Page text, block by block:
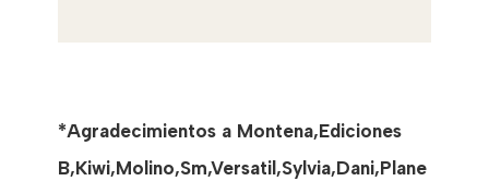
*Agradecimientos a Montena,Ediciones
B,Kiwi,Molino,Sm,Versatil,Sylvia,Dani,Plane